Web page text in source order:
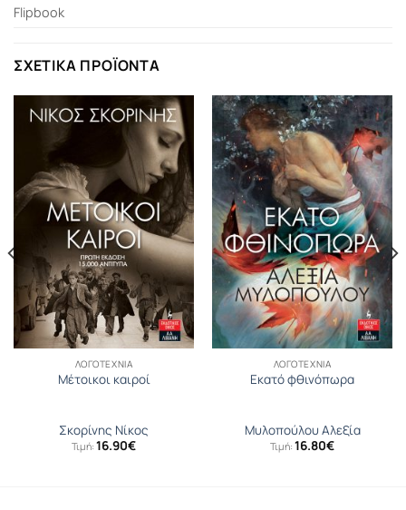
Flipbook
ΣΧΕΤΙΚΆ ΠΡΟΪΌΝΤΑ
ΛΟΓΟΤΕΧΝΊΑ
Μέτοικοι καιροί
Σκορίνης Νίκος
Τιμή: 16.90€
ΛΟΓΟΤΕΧΝΊΑ
Εκατό φθινόπωρα
Μυλοπούλου Αλεξία
Τιμή: 16.80€